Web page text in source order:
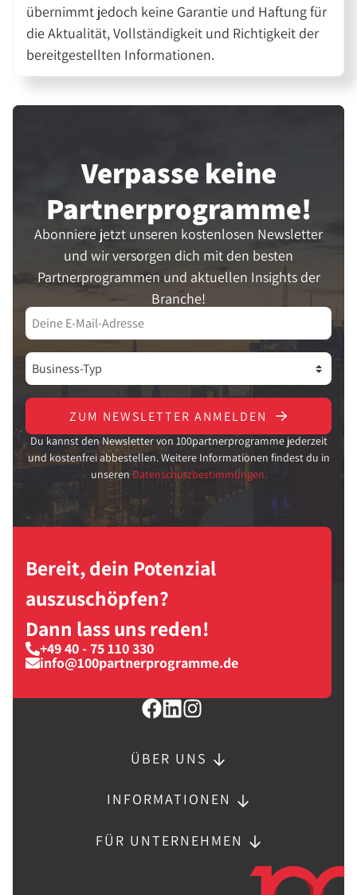
übernimmt jedoch keine Garantie und Haftung für
die Aktualität, Vollständigkeit und Richtigkeit der
bereitgestellten Informationen.
Verpasse keine
Partner­programme!
Abonniere jetzt unseren kostenlosen Newsletter
und wir versorgen dich mit den besten
Partnerprogrammen und aktuellen Insights der
Branche!
ZUM NEWSLETTER ANMELDEN
Du kannst den Newsletter von 100partnerprogramme jederzeit
und kostenfrei abbestellen. Weitere Informationen findest du in
unseren Datenschutzbestimmungen.
Bereit, dein Potenzial
auszuschöpfen?
Dann lass uns reden!
+49 40 - 75 110 330
info@100partnerprogramme.de
ÜBER UNS
INFORMATIONEN
FÜR UNTERNEHMEN